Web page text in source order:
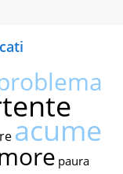
acume
paura